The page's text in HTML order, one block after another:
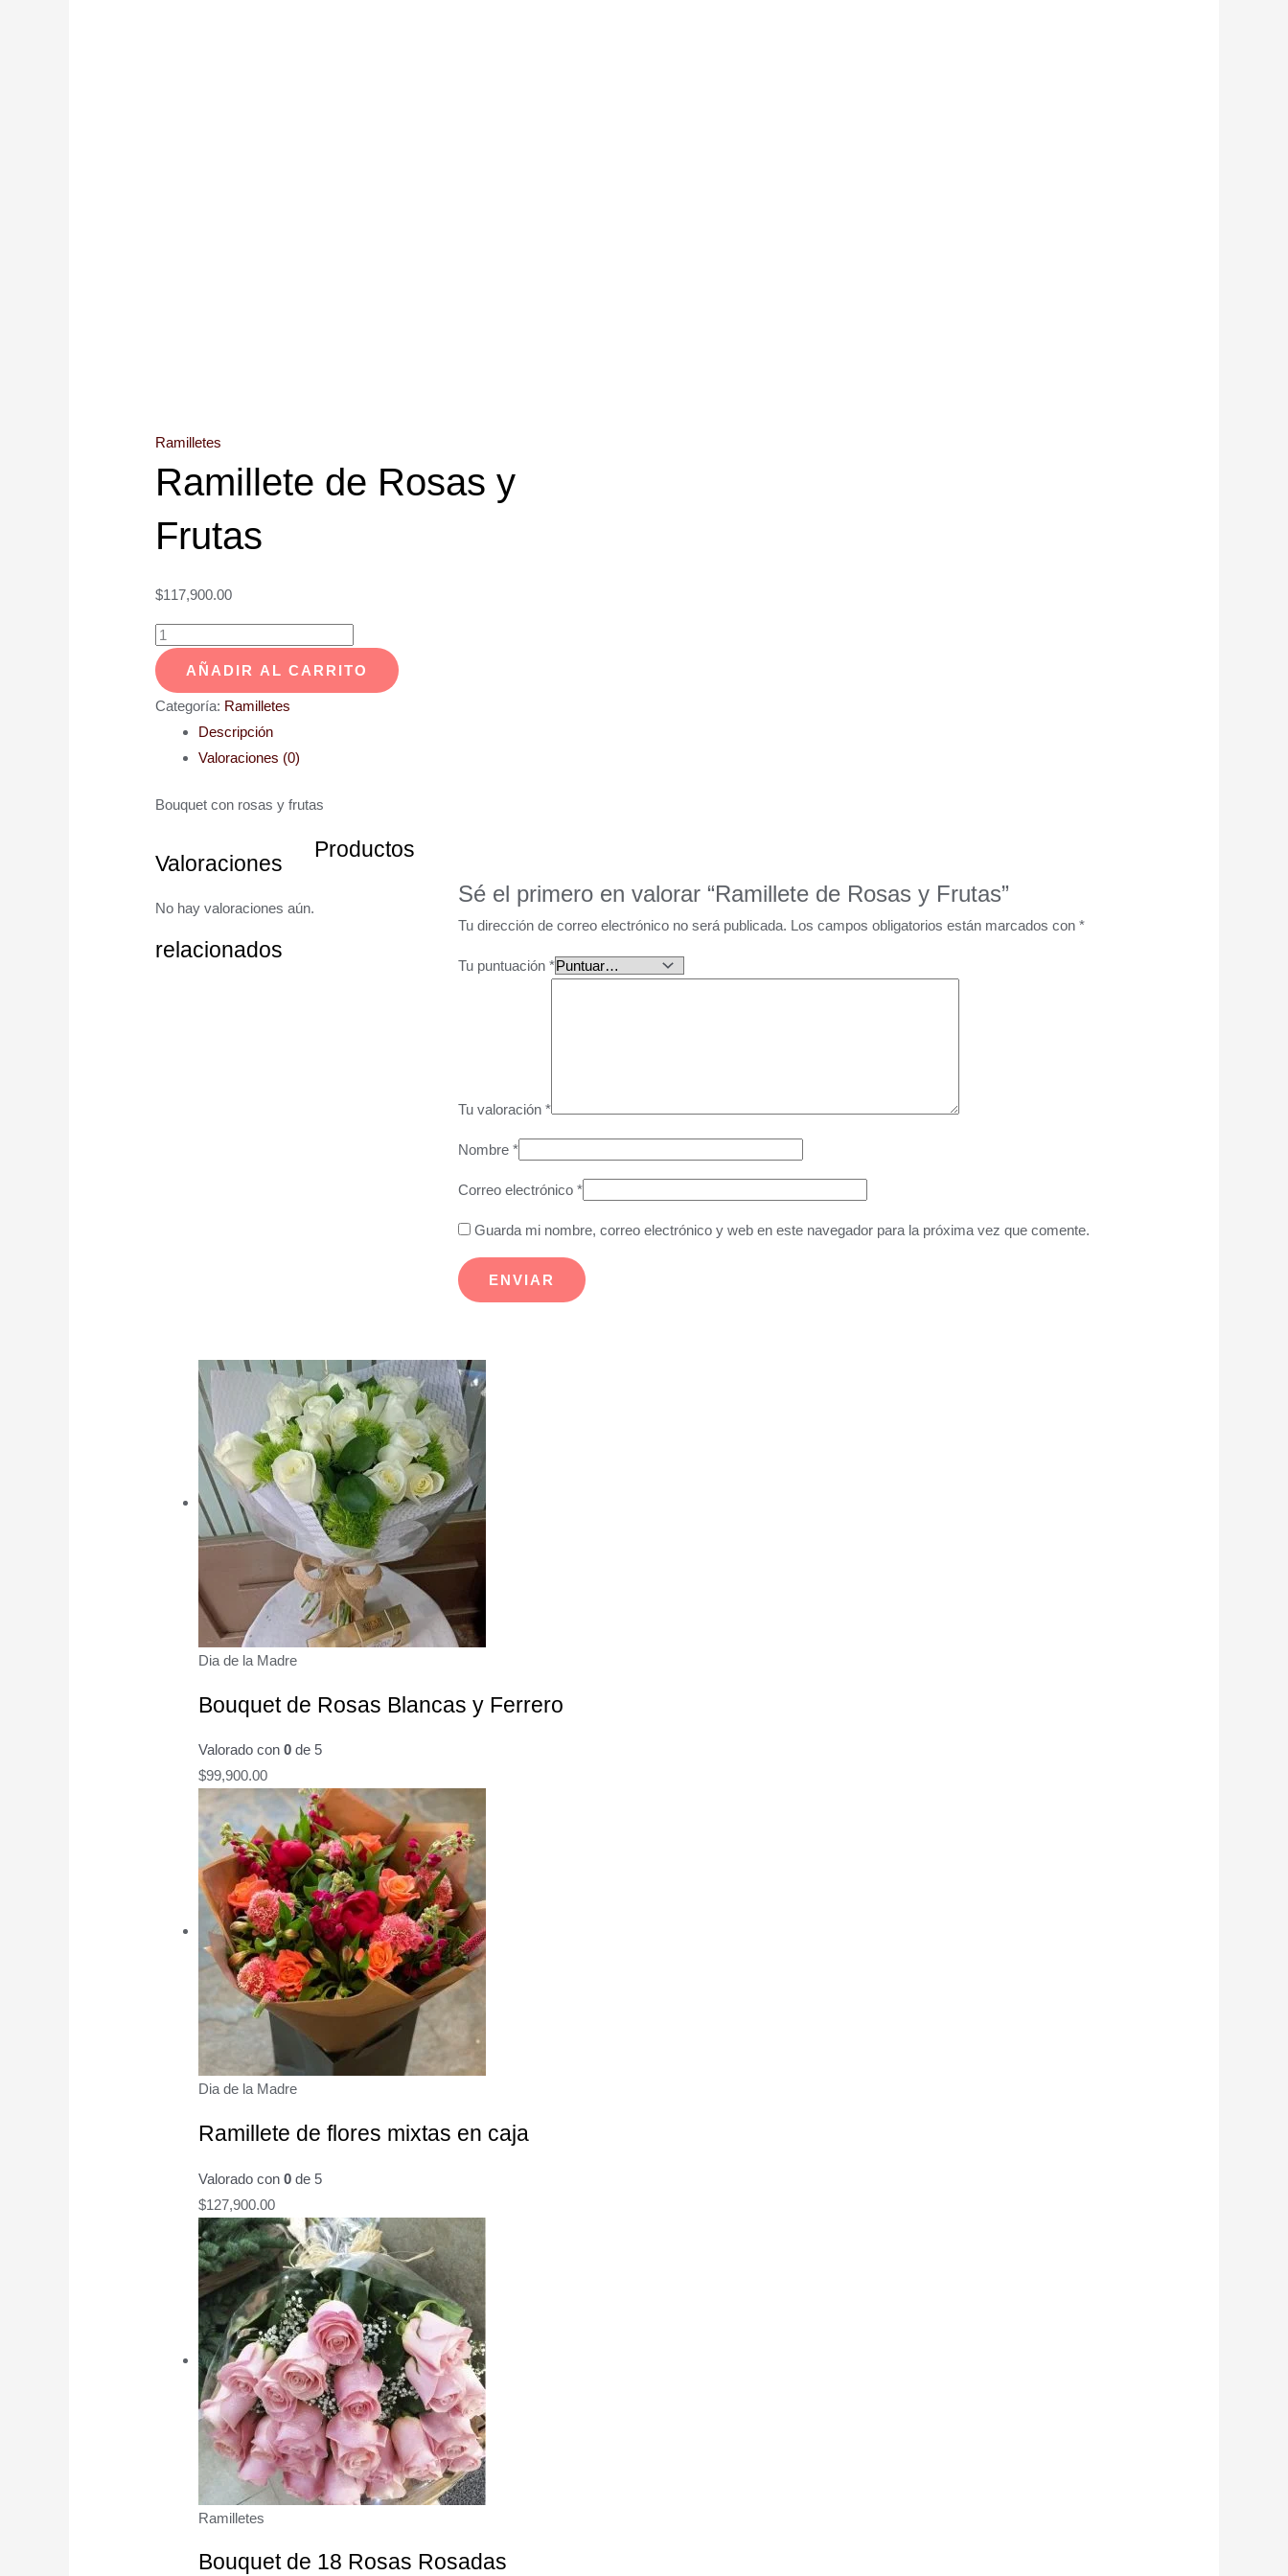
Ramilletes
Ramillete de Rosas y
Frutas
$117,900.00
AÑADIR AL CARRITO
Categoría: Ramilletes
Descripción
Valoraciones (0)
Bouquet con rosas y frutas
Valoraciones
No hay valoraciones aún.
Sé el primero en valorar “Ramillete de Rosas y Frutas”
Tu dirección de correo electrónico no será publicada. Los campos obligatorios están marcados con *
Tu puntuación *
Tu valoración *
Nombre *
Correo electrónico *
Guarda mi nombre, correo electrónico y web en este navegador para la próxima vez que comente.
Productos
relacionados
Dia de la Madre
Bouquet de Rosas Blancas y Ferrero
Valorado con 0 de 5
$99,900.00
Dia de la Madre
Ramillete de flores mixtas en caja
Valorado con 0 de 5
$127,900.00
Ramilletes
Bouquet de 18 Rosas Rosadas